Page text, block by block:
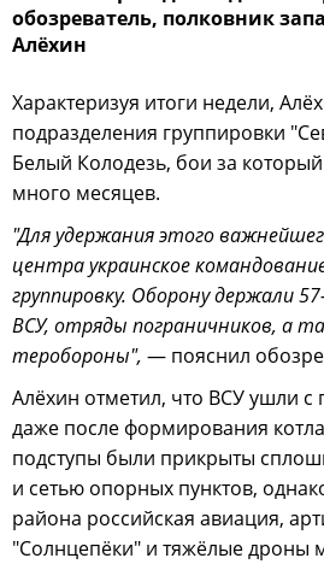
обозреватель, полковник
Алёхин
Характеризуя итоги недели,
подразделения группировки
Белый Колодезь, бои за
много месяцев.
"Для удержания этого
центра украинское
группировку. Оборону держали
ВСУ, отряды пограничников, а
теробороны", — пояснил
Алёхин отметил, что ВСУ ушли
даже после формирования
подступы были прикрыты
и сетью опорных пунктов,
района российская авиация,
"Солнцепёки" и тяжёлые дроны